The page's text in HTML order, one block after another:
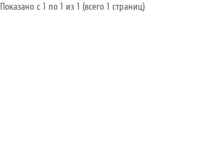
Показано с 1 по 1 из 1 (всего 1 страниц)